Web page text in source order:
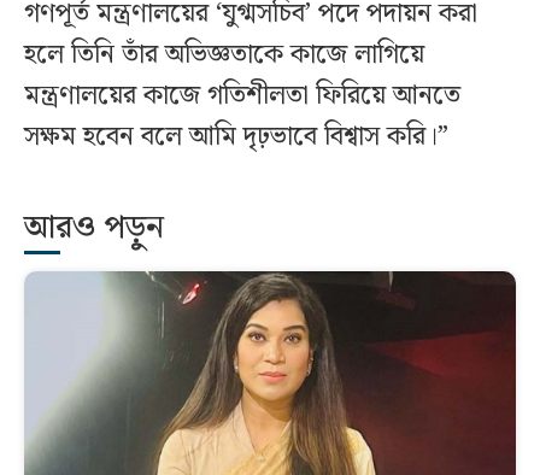
গণপূর্ত মন্ত্রণালয়ের ‘যুগ্মসচিব’ পদে পদায়ন করা
হলে তিনি তাঁর অভিজ্ঞতাকে কাজে লাগিয়ে
মন্ত্রণালয়ের কাজে গতিশীলতা ফিরিয়ে আনতে
সক্ষম হবেন বলে আমি দৃঢ়ভাবে বিশ্বাস করি।”
আরও পড়ুন